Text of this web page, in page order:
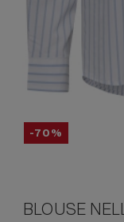
-70%
BLOUSE